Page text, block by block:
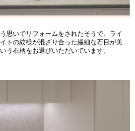
思いでリフォームをされたそうで、ライ
トの紋様が混ざり合った繊細な石目が美
う石柄をお選びいただいています。